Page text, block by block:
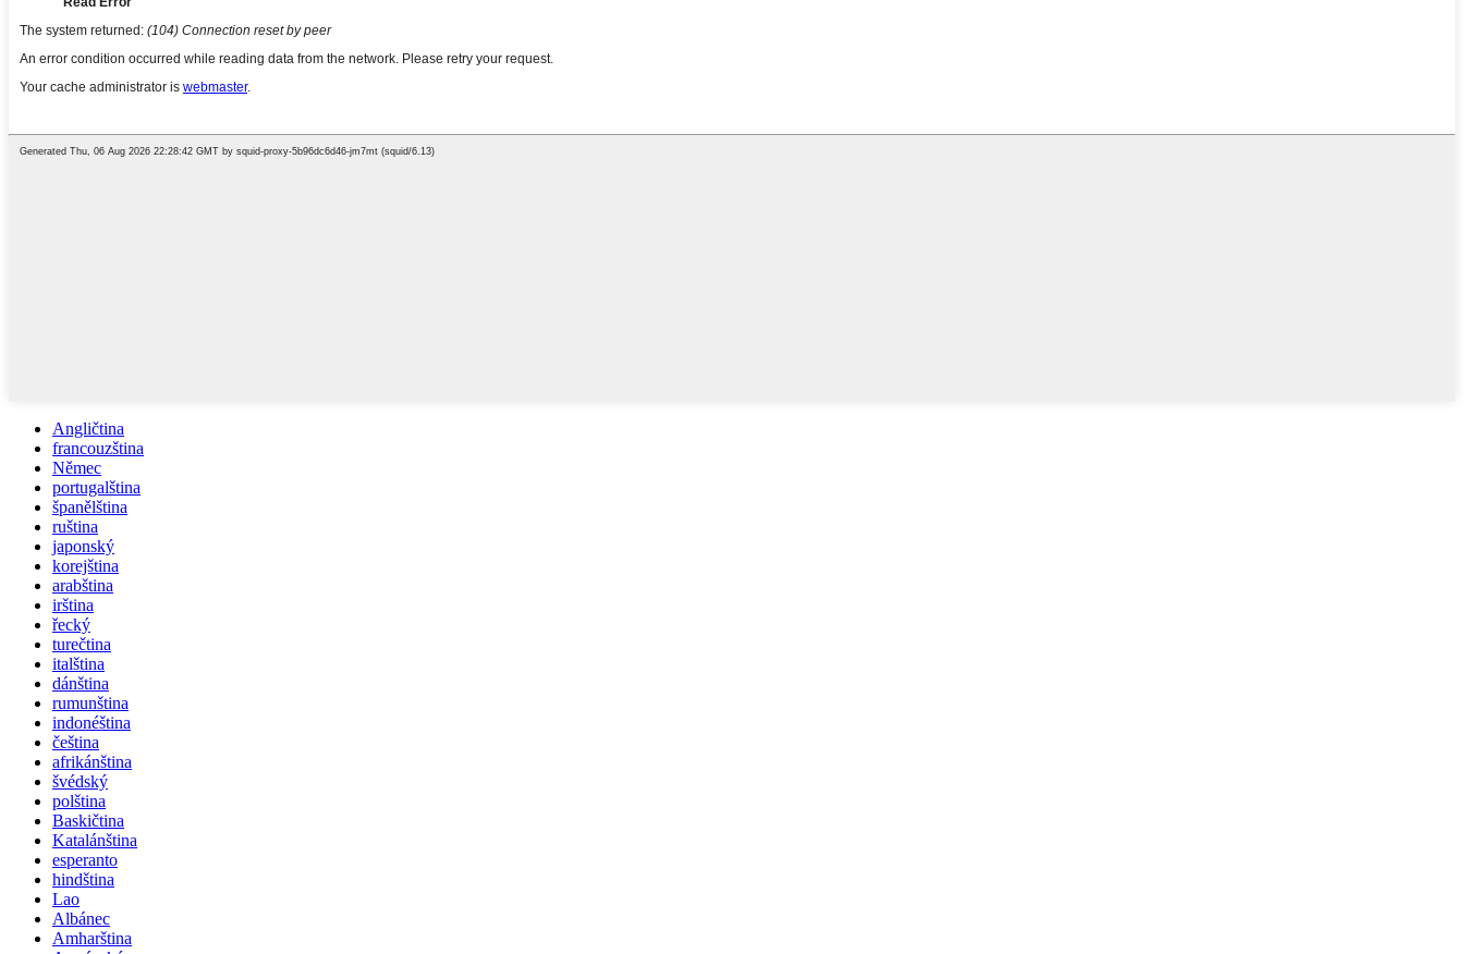
Angličtina
francouzština
Němec
portugalština
španělština
ruština
japonský
korejština
arabština
irština
řecký
turečtina
italština
dánština
rumunština
indonéština
čeština
afrikánština
švédský
polština
Baskičtina
Katalánština
esperanto
hindština
Lao
Albánec
Amharština